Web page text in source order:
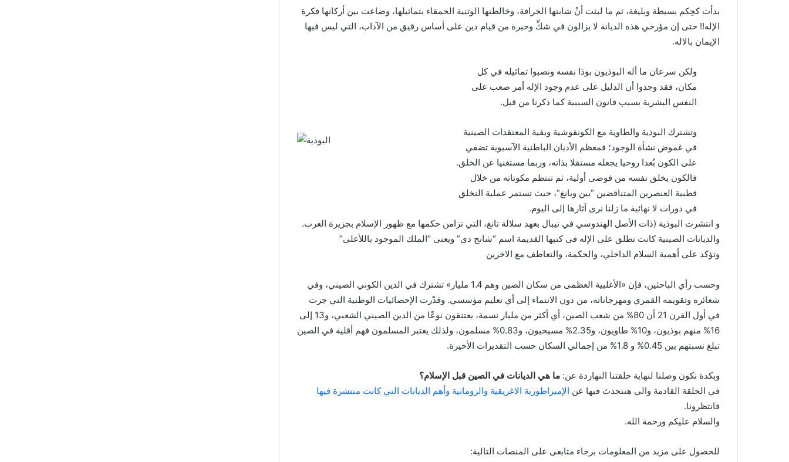
بدأت كحِكم بسيطة وبليغة، ثم ما لبثت أنْ شابتها الخرافة، وخالطتها الوثنية الحمقاء بتماثيلها، وضاعت بين أركانها فكرة
الإله!! حتى إن مؤرخي هذه الديانة لا يزالون في شكِّ وحيرة من قيام دين على أساس رقيق من الآداب، التي ليس فيها
الإيمان بالاله.
ولكن سرعان ما أله البوذيون بوذا نفسه ونصبوا تماثيله في كل
مكان، فقد وجدوا أن الدليل على عدم وجود الإله أمر صعب على
النفس البشرية بسبب قانون السببية كما ذكرنا من قبل.
وتشترك البوذية والطاوية مع الكونفوشية وبقية المعتقدات الصينية
في غموض نشأة الوجود؛ فمعظم الأديان الباطنية الآسيوية تضفي
على الكون بُعدا روحيا يجعله مستقلا بذاته، وربما مستغنيا عن الخلق.
فالكون يخلق نفسه من فوضى أولية، ثم تنتظم مكوناته من خلال
قطبية العنصرين المتناقضين “يين ويانغ”، حيث تستمر عملية التخلق
في دورات لا نهائية ما زلنا نرى آثارها إلى اليوم.
و انتشرت البوذية (ذات الأصل الهندوسي في نيبال بعهد سلالة تانغ، التي تزامن حكمها مع ظهور الإسلام بجزيرة العرب.
والديانات الصينية كانت تطلق على الإله فى كتبها القديمة اسم “شانج دى” ويعنى “الملك الموجود باللأعلى”
وتؤكد على أهمية السلام الداخلي، والحكمة، والتعاطف مع الاخرين
وحسب رأي الباحثين، فإن «الأغلبية العظمى من سكان الصين وهم 1.4 مليار» تشترك في الدين الكوني الصيني، وفي
شعائره وتقويمه القمري ومهرجاناته، من دون الانتماء إلى أي تعليم مؤسسي. وقدّرت الإحصائيات الوطنية التي جرت
في أول القرن 21 أن 80% من شعب الصين، أي أكثر من مليار نسمة، يعتنقون نوعًا من الدين الصيني الشعبي، و13 إلى
16% منهم بوذيون، و10% طاويون، و2.35% مسيحيون، و0.83% مسلمون، ولذلك يعتبر المسلمون فهم أقلية في الصين
تبلغ نسبتهم بين 0.45% و 1.8% من إجمالي السكان حسب التقديرات الأخيرة.
وبكدة نكون وصلنا لنهاية حلقتنا النهاردة عن: ما هي الديانات في الصين قبل الإسلام؟
في الحلقة القادمة والي هنتحدث فيها عن الإمبراطورية الاغريقية والرومانية وأهم الديانات التي كانت منتشرة فيها
فانتظرونا.
والسلام عليكم ورحمة الله.
للحصول على مزيد من المعلومات برجاء متابعى على المنصات التالية: